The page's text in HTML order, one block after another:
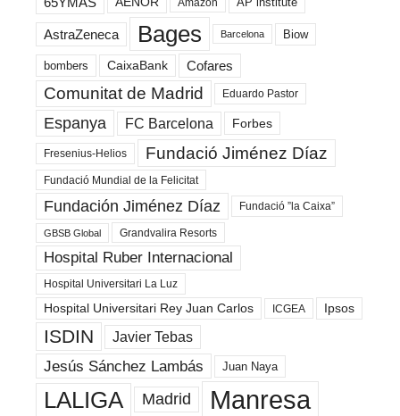
Amazon
AstraZeneca Bages Barcelona Biow
bombers CaixaBank Cofares
Comunitat de Madrid Eduardo Pastor
Espanya FC Barcelona Forbes
Fresenius-Helios Fundació Jiménez Díaz
Fundació Mundial de la Felicitat
Fundación Jiménez Díaz Fundació ”la Caixa”
GBSB Global Grandvalira Resorts
Hospital Ruber Internacional
Hospital Universitari La Luz
Hospital Universitari Rey Juan Carlos ICGEA Ipsos
ISDIN Javier Tebas
Jesús Sánchez Lambás Juan Naya
LALIGA Madrid Manresa